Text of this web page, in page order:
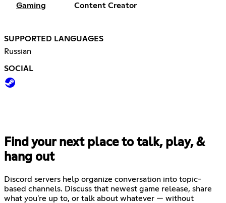
Gaming Content Creator
SUPPORTED LANGUAGES
Russian
SOCIAL
Find your next place to talk, play, &
hang out
Discord servers help organize conversation into topic-
based channels. Discuss that newest game release, share
what you're up to, or talk about whatever — without